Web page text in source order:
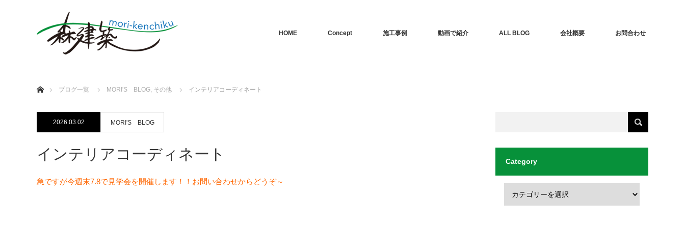
HOME Concept 施工事例 動画で紹介 ALL BLOG 会社概要 お問合わせ
ブログ一覧
MORI'S BLOG, その他 インテリアコーディネート
2026.03.02 MORI'S BLOG
インテリアコーディネート
急ですが今週末7.8で見学会を開催します！！お問い合わせからどうぞ～
Category